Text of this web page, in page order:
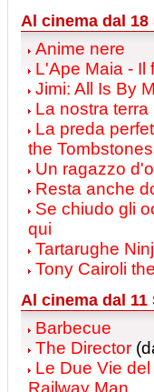
Al cinema dal 18
Anime nere
L'Ape Maia - Il
Jimi: All Is By
La nostra terra
La preda
the Tombstones
Un ragazzo
Resta anche
Se chiudo gli
qui
Tartarughe
Tony Cairoli
Al cinema dal 11
Barbecue
The Director
Le Due Vie
Railway Man